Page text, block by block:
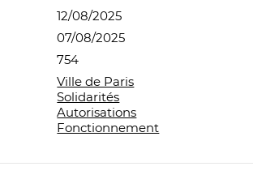
12/08/2025
07/08/2025
754
Ville de Paris
Solidarités
Autorisations
Fonctionnement